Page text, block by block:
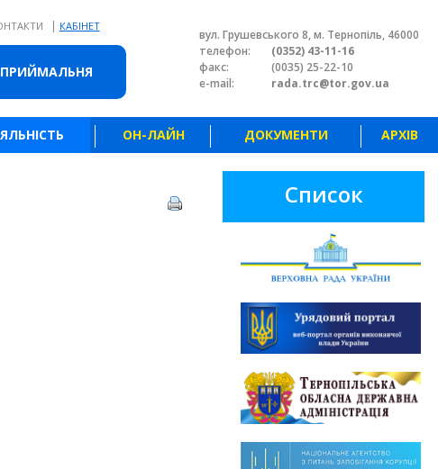
| КАБІНЕТ
вул. Грушевського 8, м. Тернопіль, 46000
телефон:
(0352) 43-11-16
факс:
(0035) 25-22-10
e-mail:
rada.trc@tor.gov.ua
ОН-ЛАЙН ДОКУМЕНТИ АРХІВ
Список